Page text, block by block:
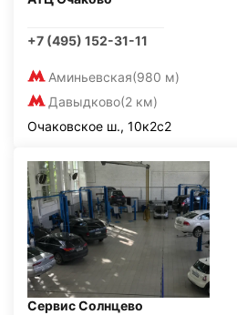
+7 (495) 152-31-11
Аминьевская(980 м)
Давыдково(2 км)
Очаковское ш., 10к2с2
Сервис Солнцево